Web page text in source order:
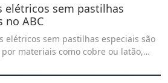
elétricos sem pastilhas
no ABC
elétricos sem pastilhas especiais são
por materiais como cobre ou latão,
ou tungstênio. Encontre os melhores